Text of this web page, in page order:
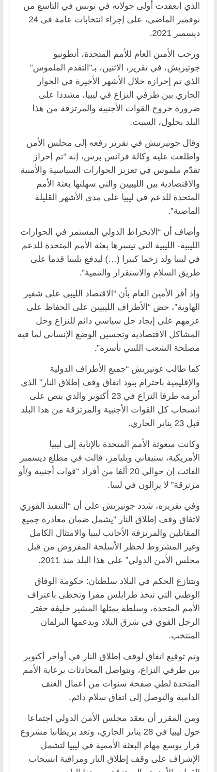
الذي انعقدت أولى جولاته في تونس في التاسع من
نوفمبر الماضي، على إجراء انتخابات عامة في 24
ديسمبر 2021.
ورحب الأمين العام للأمم المتحدة، أنطونيو
جوتيريش، في تقرير، الاثنين، بـ”التقدم الملموس”
الذي تم إحرازه خلال الأشهر الأخيرة في الحوار
الجاري بين طرفي النزاع في ليبيا، مشددا على
ضرورة خروج القوات الأجنبية والمرتزقة من هذا
البلد بحلول، السبت.
وقال جوتيرتيش في تقرير رفعه إلى مجلس الأمن
واطلعت عليه وكالة فرانس برس، إنه “تم إحراز
تقدّم ملموس في تعزيز الحوارات السياسية والأمنية
والاقتصادية بين الليبيين والتي سهلتها بعثة الأمم
المتحدة للدعم في ليبيا على مدى الأشهر القليلة
الماضية”.
وأضاف أن “الانخراط الدولي المستمر في الحوارات
الليبية- الليبية التي تيسرها بعثة الأمم المتحدة للدعم
في ليبيا ولد زخما كبيرا (…) ليدفع بليبيا قدما على
طريق السلام والاستقرار والتنمية”.
وإذ أقر الأمين العام بأن “الاقتصاد الليبي على شفير
الهاوية”، حض “الأطراف الليبيين على الحفاظ على
عزمهم على إيجاد حل سياسي دائم للنزاع وحل
المشاكل الاقتصادية وتحسين الوضع الإنساني لما فيه
مصلحة الشعب الليبي بأسره”.
كما طالب غوتيريش “جميع الأطراف الدولية
والإقليمية باحترام بنود اتفاق وقف إطلاق النار” الذي
أبرمه طرفا النزاع في 23 أكتوبر والذي ينص على
انسحاب كل القوات الأجنبية والمرتزقة من هذا البلد
قبل 23 يناير الجاري.
وكانت مبعوثة الأمم المتحدة بالإنابة إلى ليبيا
الأمريكية، ستيفاني ويليامز، قالت في مطلع ديسمبر
الفائت إن حوالي 20 ألفا من أفراد “قوات أجنبية و/أو
مرتزقة” لا يزالون في ليبيا.
وفي تقريره، شدد جوتيريش على أن “التنفيذ الفوري
لاتفاق وقف إطلاق النار “يشمل ضمان مغادرة جميع
المقاتلين والمرتزقة الأجانب ليبيا والامتثال الكامل
وغير المشروط لحظر الأسلحة المفروض من قبل
مجلس الأمن الدولي” على هذا البلد منذ 2011.
وتتنازع الحكم في البلاد سلطتان: حكومة الوفاق
الوطني التي تتخذ طرابلس مقرا وتحظى باعتراف
الأمم المتحدة، وسلطة يمثلها المشير خليفة حفتر
الرجل القوي في شرق البلاد ويدعمها البرلمان
المنتخب.
وتم توقيع اتفاق لوقف إطلاق النار في أواخر أكتوبر
بين طرفي النزاع، وتتواصل المحادثات برعاية الأمم
المتحدة لطي صفحة سنوات من أعمال العنف
الدامية والتوصل إلى اتفاق سلام دائم.
ومن المقرر أن يعقد مجلس الأمن الدولي اجتماعا
حول ليبيا في 28 يناير الجاري، وتعد بريطانيا مشروع
قرار يوسع مهام البعثة الأممية في ليبيا لتشمل
الإشراف على وقف إطلاق النار ومراقبة انسحاب